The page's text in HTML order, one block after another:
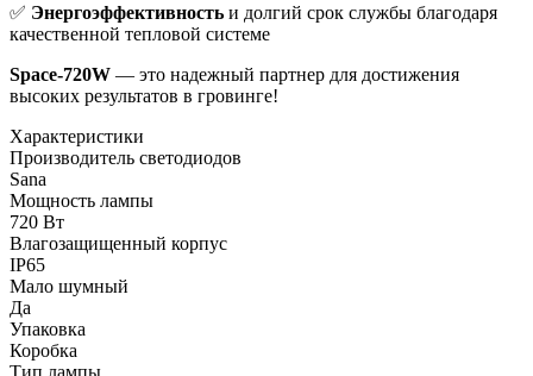
✅ Энергоэффективность и долгий срок службы благодаря
качественной тепловой системе
Space-720W — это надежный партнер для достижения
высоких результатов в гровинге!
Характеристики
Производитель светодиодов
Sana
Мощность лампы
720 Вт
Влагозащищенный корпус
IP65
Мало шумный
Да
Упаковка
Коробка
Тип лампы